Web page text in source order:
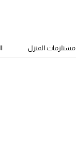
مستلزمات المنزل